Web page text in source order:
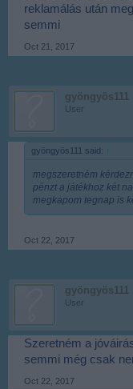
reklamálás után
semmi
Oct 21, 2017
gyöngyös111
User
gyöngyös111 said: ↑
megszeretném
pénzt a játékhoz két
megkapom tegnap is
Oct 22, 2017
gyöngyös111
User
Szeretném a
semmi még csak
Oct 22, 2017